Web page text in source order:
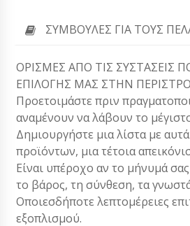
ΣΥΜΒΟΥΛΈΣ ΓΙΑ ΤΟΥΣ
ΟΡΙΣΜΕΣ ΑΠΟ ΤΙΣ ΣΥΣΤΑΣΕΙΣ
ΕΠΙΛΟΓΗΣ ΜΑΣ ΣΤΗΝ
Προετοιμάστε πριν
αναμένουν να λάβουν το
Δημιουργήστε μια λίστα με
προϊόντων, μια τέτοια
Είναι υπέροχο αν το μήνυμά
το βάρος, τη σύνθεση, τα
Οποιεσδήποτε λεπτομέρειες
εξοπλισμού.